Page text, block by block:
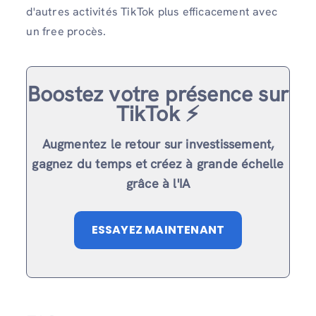
d'autres activités TikTok plus efficacement avec
un free procès.
Boostez votre présence sur
TikTok ⚡️
Augmentez le retour sur investissement,
gagnez du temps et créez à grande échelle
grâce à l'IA
ESSAYEZ MAINTENANT